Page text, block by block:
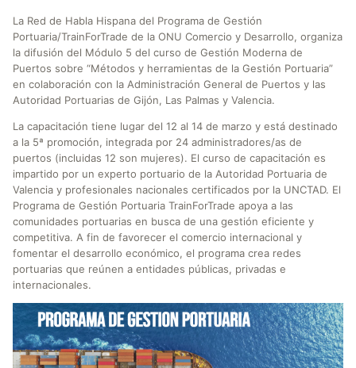
La Red de Habla Hispana del Programa de Gestión
Portuaria/TrainForTrade de la ONU Comercio y Desarrollo, organiza
la difusión del Módulo 5 del curso de Gestión Moderna de
Puertos sobre “Métodos y herramientas de la Gestión Portuaria”
en colaboración con la Administración General de Puertos y las
Autoridad Portuarias de Gijón, Las Palmas y Valencia.
La capacitación tiene lugar del 12 al 14 de marzo y está destinado
a la 5ª promoción, integrada por 24 administradores/as de
puertos (incluidas 12 son mujeres). El curso de capacitación es
impartido por un experto portuario de la Autoridad Portuaria de
Valencia y profesionales nacionales certificados por la UNCTAD. El
Programa de Gestión Portuaria TrainForTrade apoya a las
comunidades portuarias en busca de una gestión eficiente y
competitiva. A fin de favorecer el comercio internacional y
fomentar el desarrollo económico, el programa crea redes
portuarias que reúnen a entidades públicas, privadas e
internacionales.